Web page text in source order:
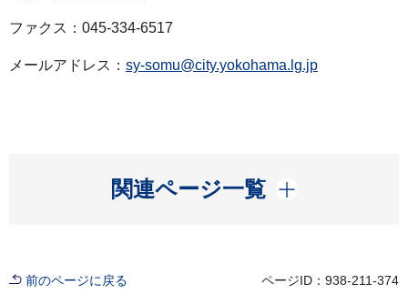
ファクス：045-334-6517
メールアドレス： sy-somu@city.yokohama.lg.jp
関連ページ一覧
開く
前のページに戻る ページID：938-211-374